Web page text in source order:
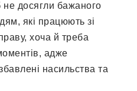
не досягли бажаного
які працюють зі
хоча й треба
адже
насильства та